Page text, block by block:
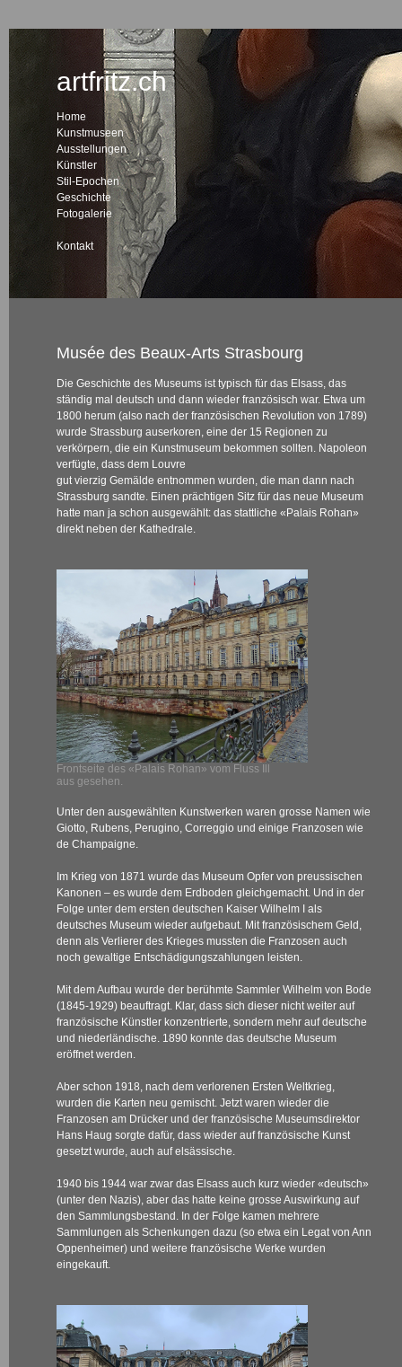
artfritz.ch
Home
Kunstmuseen
Ausstellungen
Künstler
Stil-Epochen
Geschichte
Fotogalerie
Kontakt
Musée des Beaux-Arts Strasbourg
Die Geschichte des Museums ist typisch für das Elsass, das
ständig mal deutsch und dann wieder französisch war. Etwa um
1800 herum (also nach der französischen Revolution von 1789)
wurde Strassburg auserkoren, eine der 15 Regionen zu
verkörpern, die ein Kunstmuseum bekommen sollten. Napoleon
verfügte, dass dem Louvre
gut vierzig Gemälde entnommen wurden, die man dann nach
Strassburg sandte. Einen prächtigen Sitz für das neue Museum
hatte man ja schon ausgewählt: das stattliche «Palais Rohan»
direkt neben der Kathedrale.
Frontseite des «Palais Rohan» vom Fluss Ill
aus gesehen.
Unter den ausgewählten Kunstwerken waren grosse Namen wie
Giotto, Rubens, Perugino, Correggio und einige Franzosen wie
de Champaigne.
Im Krieg von 1871 wurde das Museum Opfer von preussischen
Kanonen – es wurde dem Erdboden gleichgemacht. Und in der
Folge unter dem ersten deutschen Kaiser Wilhelm I als
deutsches Museum wieder aufgebaut. Mit französischem Geld,
denn als Verlierer des Krieges mussten die Franzosen auch
noch gewaltige Entschädigungszahlungen leisten.
Mit dem Aufbau wurde der berühmte Sammler Wilhelm von Bode
(1845-1929) beauftragt. Klar, dass sich dieser nicht weiter auf
französische Künstler konzentrierte, sondern mehr auf deutsche
und niederländische. 1890 konnte das deutsche Museum
eröffnet werden.
Aber schon 1918, nach dem verlorenen Ersten Weltkrieg,
wurden die Karten neu gemischt. Jetzt waren wieder die
Franzosen am Drücker und der französische Museumsdirektor
Hans Haug sorgte dafür, dass wieder auf französische Kunst
gesetzt wurde, auch auf elsässische.
1940 bis 1944 war zwar das Elsass auch kurz wieder «deutsch»
(unter den Nazis), aber das hatte keine grosse Auswirkung auf
den Sammlungsbestand. In der Folge kamen mehrere
Sammlungen als Schenkungen dazu (so etwa ein Legat von Ann
Oppenheimer) und weitere französische Werke wurden
eingekauft.